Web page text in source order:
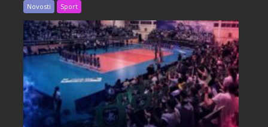
Novosti Sport